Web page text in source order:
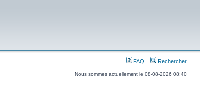
FAQ Rechercher
Nous sommes actuellement le 08-08-2026 08:40